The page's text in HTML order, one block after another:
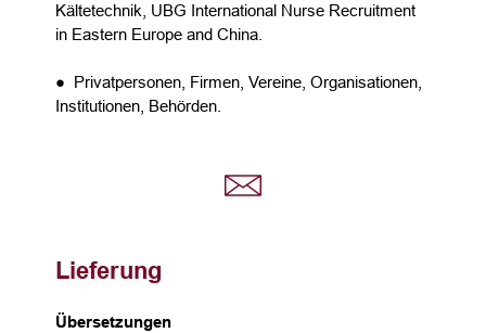
Kältetechnik, UBG International Nurse Recruitment
in Eastern Europe and China.
● Privatpersonen, Firmen, Vereine, Organisationen,
Institutionen, Behörden.
Lieferung
Übersetzungen